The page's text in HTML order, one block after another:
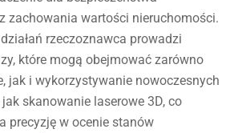
zachowania wartości nieruchomości.
rzeczoznawca prowadzi
które mogą obejmować zarówno
jak i wykorzystywanie nowoczesnych
skanowanie laserowe 3D, co
precyzję w ocenie stanów